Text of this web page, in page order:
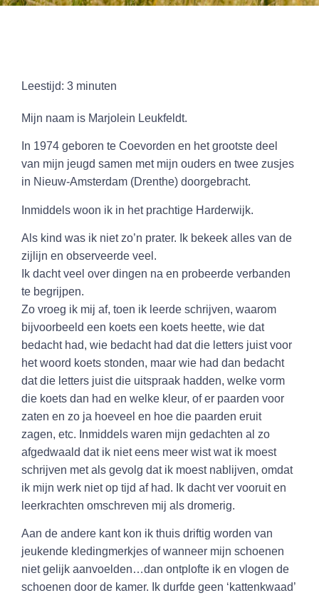
Leestijd: 3 minuten
Mijn naam is Marjolein Leukfeldt.
In 1974 geboren te Coevorden en het grootste deel
van mijn jeugd samen met mijn ouders en twee zusjes
in Nieuw-Amsterdam (Drenthe) doorgebracht.
Inmiddels woon ik in het prachtige Harderwijk.
Als kind was ik niet zo’n prater. Ik bekeek alles van de
zijlijn en observeerde veel.
Ik dacht veel over dingen na en probeerde verbanden
te begrijpen.
Zo vroeg ik mij af, toen ik leerde schrijven, waarom
bijvoorbeeld een koets een koets heette, wie dat
bedacht had, wie bedacht had dat die letters juist voor
het woord koets stonden, maar wie had dan bedacht
dat die letters juist die uitspraak hadden, welke vorm
die koets dan had en welke kleur, of er paarden voor
zaten en zo ja hoeveel en hoe die paarden eruit
zagen, etc. Inmiddels waren mijn gedachten al zo
afgedwaald dat ik niet eens meer wist wat ik moest
schrijven met als gevolg dat ik moest nablijven, omdat
ik mijn werk niet op tijd af had. Ik dacht ver vooruit en
leerkrachten omschreven mij als dromerig.
Aan de andere kant kon ik thuis driftig worden van
jeukende kledingmerkjes of wanneer mijn schoenen
niet gelijk aanvoelden…dan ontplofte ik en vlogen de
schoenen door de kamer. Ik durfde geen ‘kattenkwaad’